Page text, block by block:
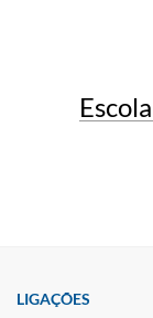
LIGAÇÕES